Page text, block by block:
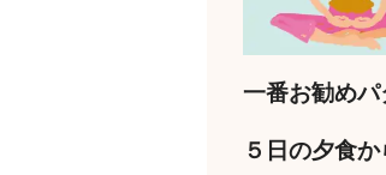
一番お勧め
５日の夕食